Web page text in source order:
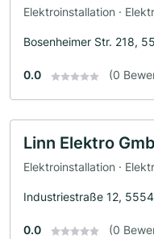
Elektroinstallation ·
Bosenheimer Str. 218,
0.0 (0
Linn Elektro
Elektroinstallation ·
Industriestraße 12,
0.0 (0